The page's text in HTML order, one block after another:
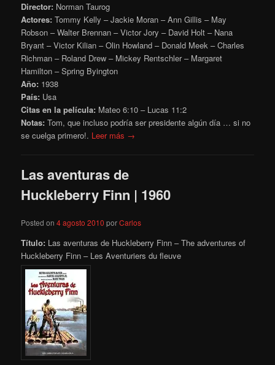
Director: Norman Taurog
Actores: Tommy Kelly – Jackie Moran – Ann Gillis – May
Robson – Walter Brennan – Victor Jory – David Holt – Nana
Bryant – Victor Kilian – Olin Howland – Donald Meek – Charles
Richman – Roland Drew – Mickey Rentschler – Margaret
Hamilton – Spring Byington
Año: 1938
País: Usa
Citas en la película: Mateo 6:10 – Lucas 11:2
Notas:Tom, que incluso podría ser presidente algún día … si no
se cuelga primero!. Leer más →
Las aventuras de
Huckleberry Finn | 1960
Posted on4 agosto 2010 porCarlos
Título: Las aventuras de Huckleberry Finn – The adventures of
Huckleberry Finn – Les Aventuriers du fleuve